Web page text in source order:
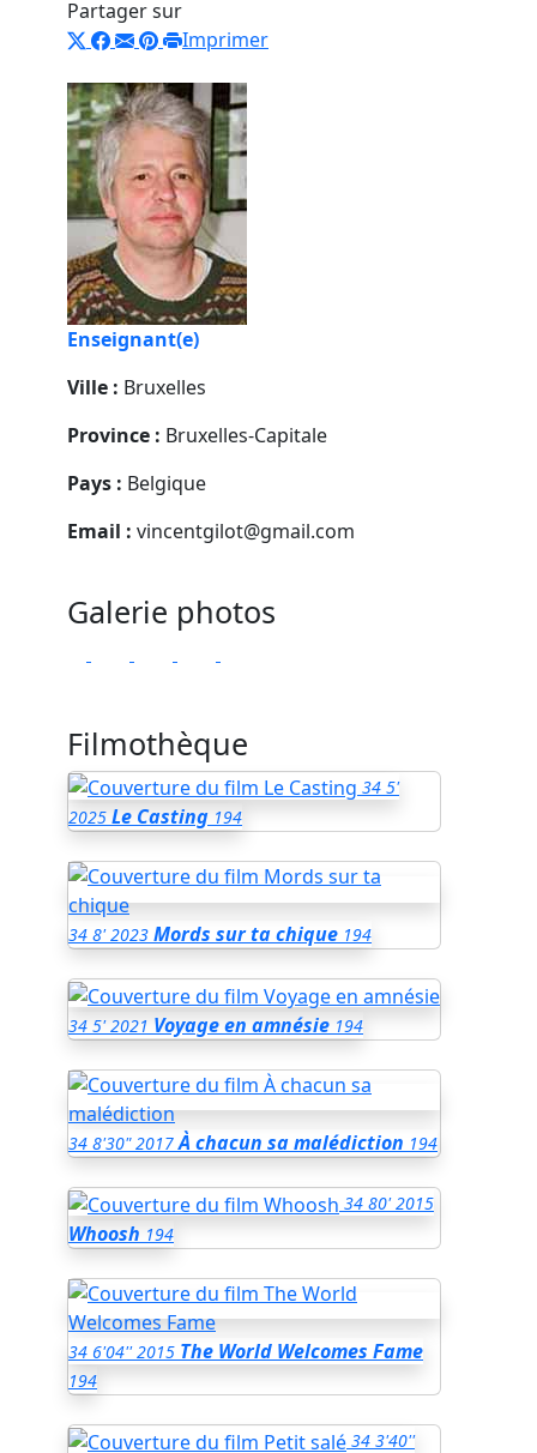
Partager sur
Imprimer
Enseignant(e)
Ville : Bruxelles
Province : Bruxelles-Capitale
Pays : Belgique
Email : vincentgilot@gmail.com
Galerie photos
Filmothèque
34 5'
2025 Le Casting 194
34 8' 2023 Mords sur ta chique 194
34 5' 2021 Voyage en amnésie 194
34 8'30" 2017 À chacun sa malédiction 194
34 80' 2015
Whoosh 194
34 6'04'' 2015 The World Welcomes Fame
194
34 3'40''